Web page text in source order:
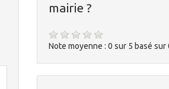
mairie ?
Note moyenne : 0 sur 5 basé sur